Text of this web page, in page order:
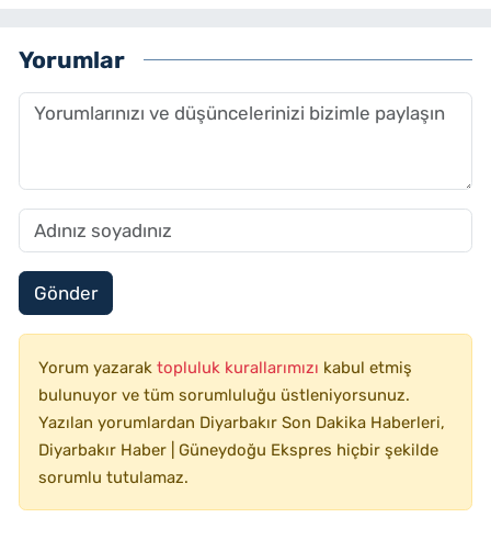
Yorumlar
Gönder
Yorum yazarak topluluk kurallarımızı kabul etmiş
bulunuyor ve tüm sorumluluğu üstleniyorsunuz.
Yazılan yorumlardan Diyarbakır Son Dakika Haberleri,
Diyarbakır Haber | Güneydoğu Ekspres hiçbir şekilde
sorumlu tutulamaz.